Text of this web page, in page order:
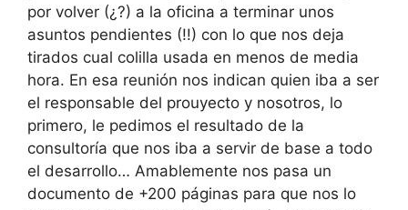
por volver (¿?) a la oficina a terminar unos
asuntos pendientes (!!) con lo que nos deja
tirados cual colilla usada en menos de media
hora. En esa reunión nos indican quien iba a ser
el responsable del prouyecto y nosotros, lo
primero, le pedimos el resultado de la
consultoría que nos iba a servir de base a todo
el desarrollo… Amablemente nos pasa un
documento de +200 páginas para que nos lo